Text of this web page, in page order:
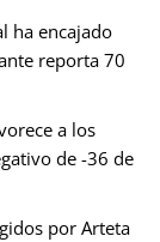
ha encajado
reporta 70
a los
de -36 de
por Arteta